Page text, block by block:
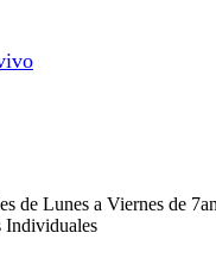
de Lunes a Viernes de
Individuales